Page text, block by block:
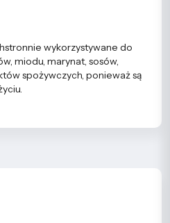
wykorzystywane do
miodu, marynat, sosów,
spożywczych, ponieważ są